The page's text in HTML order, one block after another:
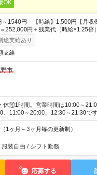
OK
～1540円 【時給】1,500円【月収
252,000円＋残業代（時給×1.25
。
途支給あり
支給
市
休憩1時間。営業時間は10:00～
、11:00～20:00、12:30～21:30で
トフォンへダウンロードしていた
1ヶ月～3ヶ月毎の更新制）
服装自由 / シフト勤務
応募する